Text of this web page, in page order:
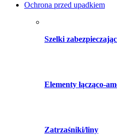
Ochrona przed upadkiem
Szelki
Elementy łącząco-
Zatrzaśniki/liny